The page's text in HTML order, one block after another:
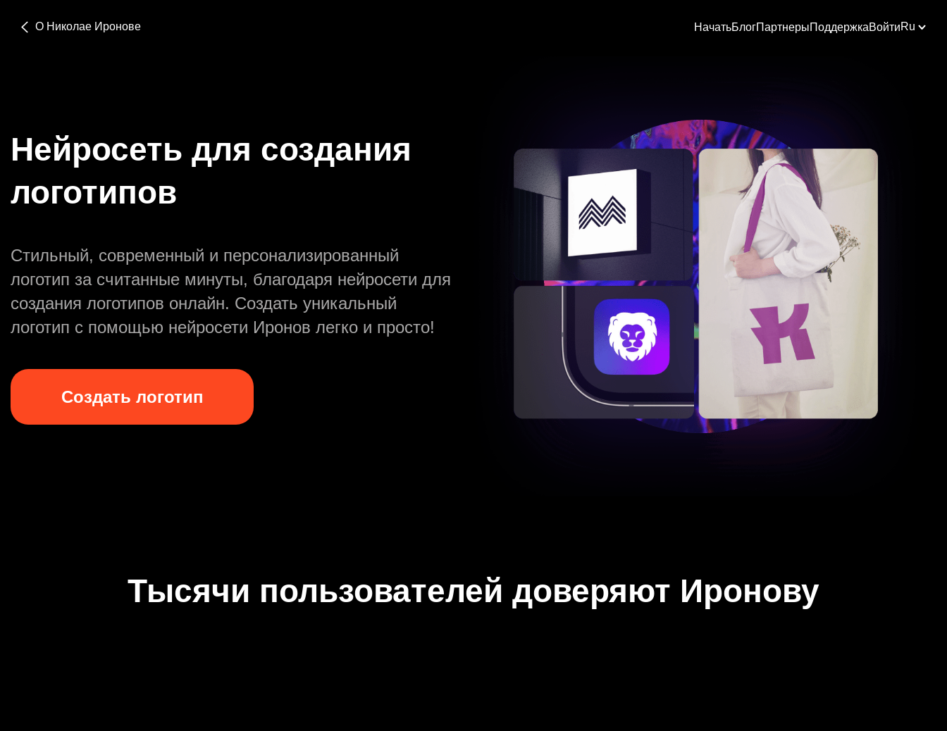
О Николае Иронове НачатьБлогПартнерыПоддержкаВойтиRu
Нейросеть для создания
логотипов
Стильный, современный и персонализированный
логотип за считанные минуты, благодаря нейросети для
создания логотипов онлайн. Создать уникальный
логотип с помощью нейросети Иронов легко и просто!
Создать логотип
Тысячи пользователей доверяют Иронову
Забыли пароль?
Быстрый вход:
Войти через ВК